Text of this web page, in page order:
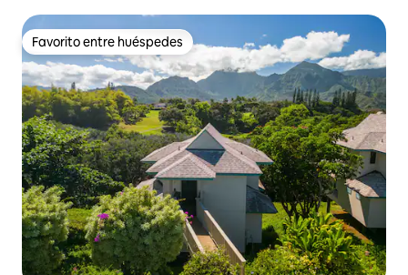
Favorito entre huéspedes
Favorito entre huéspedes